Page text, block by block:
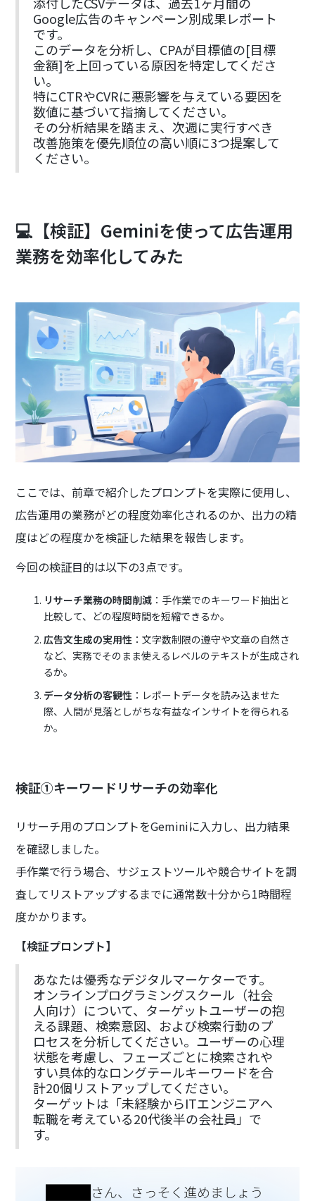
Google広告のキャンペーン別成果レポート
です。
このデータを分析し、CPAが目標値の[目標
金額]を上回っている原因を特定してくださ
い。
特にCTRやCVRに悪影響を与えている要因を
数値に基づいて指摘してください。
その分析結果を踏まえ、次週に実行すべき
改善施策を優先順位の高い順に3つ提案して
ください。
💻【検証】Geminiを使って広告運用
業務を効率化してみた
ここでは、前章で紹介したプロンプトを実際に使用し、
広告運用の業務がどの程度効率化されるのか、出力の精
度はどの程度かを検証した結果を報告します。
今回の検証目的は以下の3点です。
リサーチ業務の時間削減 ：手作業でのキーワード抽出と
比較して、どの程度時間を短縮できるか。
広告文生成の実用性 ：文字数制限の遵守や文章の自然さ
など、実務でそのまま使えるレベルのテキストが生成され
るか。
データ分析の客観性 ：レポートデータを読み込ませた
際、人間が見落としがちな有益なインサイトを得られる
か。
検証①キーワードリサーチの効率化
リサーチ用のプロンプトをGeminiに入力し、出力結果
を確認しました。
手作業で行う場合、サジェストツールや競合サイトを調
査してリストアップするまでに通常数十分から1時間程
度かかります。
【検証プロンプト】
あなたは優秀なデジタルマーケターです。
オンラインプログラミングスクール（社会
人向け）について、ターゲットユーザーの抱
える課題、検索意図、および検索行動のプ
ロセスを分析してください。ユーザーの心理
状態を考慮し、フェーズごとに検索されや
すい具体的なロングテールキーワードを合
計20個リストアップしてください。
ターゲットは「未経験からITエンジニアへ
転職を考えている20代後半の会社員」で
す。